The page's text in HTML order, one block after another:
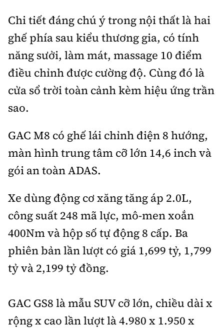
Chi tiết đáng chú ý trong nội thất là hai
ghế phía sau kiểu thương gia, có tính
năng sưởi, làm mát, massage 10 điểm
điều chỉnh được cường độ. Cùng đó là
cửa sổ trời toàn cảnh kèm hiệu ứng trần
sao.
GAC M8 có ghế lái chỉnh điện 8 hướng,
màn hình trung tâm cỡ lớn 14,6 inch và
gói an toàn ADAS.
Xe dùng động cơ xăng tăng áp 2.0L,
công suất 248 mã lực, mô-men xoắn
400Nm và hộp số tự động 8 cấp. Ba
phiên bản lần lượt có giá 1,699 tỷ, 1,799
tỷ và 2,199 tỷ đồng.
GAC GS8 là mẫu SUV cỡ lớn, chiều dài x
rộng x cao lần lượt là 4.980 x 1.950 x